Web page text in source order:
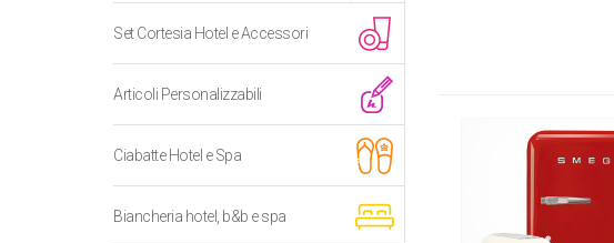
Set Cortesia Hotel e Accessori
Articoli Personalizzabili
Ciabatte Hotel e Spa
Biancheria hotel, b&b e spa